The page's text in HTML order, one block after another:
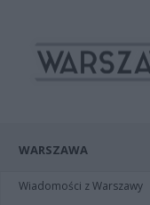
WARSZAWA
Wiadomości z Warszawy